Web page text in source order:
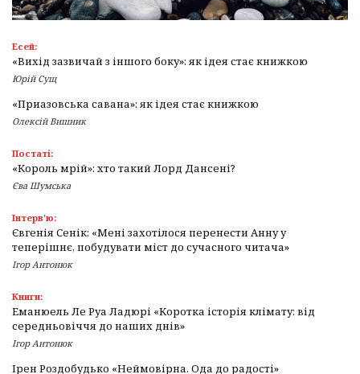
Есей:
«Вихід зазвичай з іншого боку»: як ідея стає книжкою
Юрій Сущ
«Приазовська савана»: як ідея стає книжкою
Олексій Вишник
Постаті:
«Король мрій»: хто такий Лорд Дансені?
Єва Шумська
Інтерв'ю:
Євгенія Сенік: «Мені захотілося перенести Анну у
теперішнє, побудувати міст до сучасного читача»
Ігор Антонюк
Книги:
Еманюель Ле Руа Ладюрі «Коротка історія клімату: від
середньовіччя до наших днів»
Ігор Антонюк
Ірен Роздобудько «Неймовірна. Ода до радості»